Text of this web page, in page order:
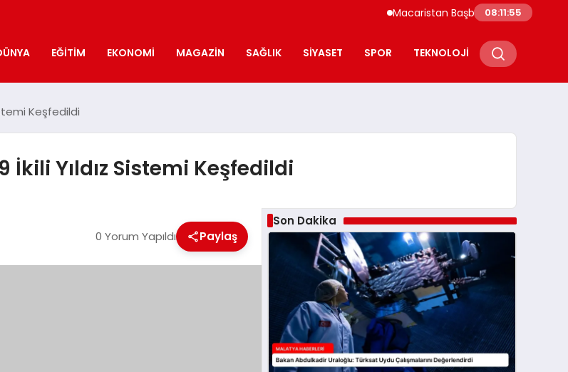
Macaristan Başbakanı Duyurdu Paks
08:11:55
EĞITIM EKONOMI MAGAZIN SAĞLIK SIYASET SPOR TEKNOLOJI
Keşfedildi
Yıldız Sistemi Keşfedildi
0 Yorum Yapıldı Paylaş
Son Dakika